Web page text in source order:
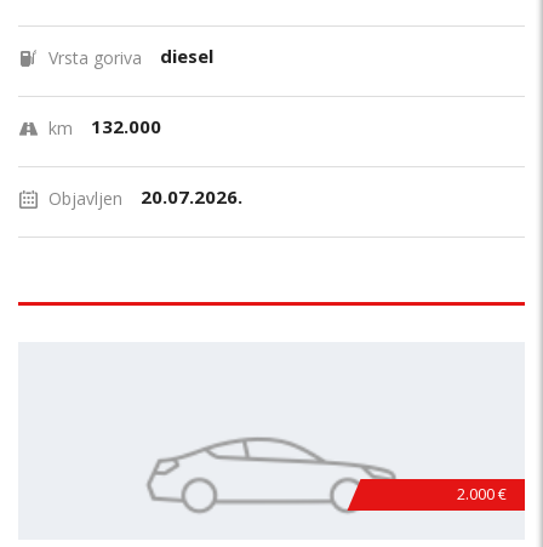
Vrsta goriva diesel
km 132.000
Objavljen 20.07.2026.
2.000 €